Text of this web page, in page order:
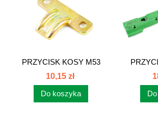
PRZYCISK KOSY M53
CLAAS 500053...
10,15 zł
Do koszyka